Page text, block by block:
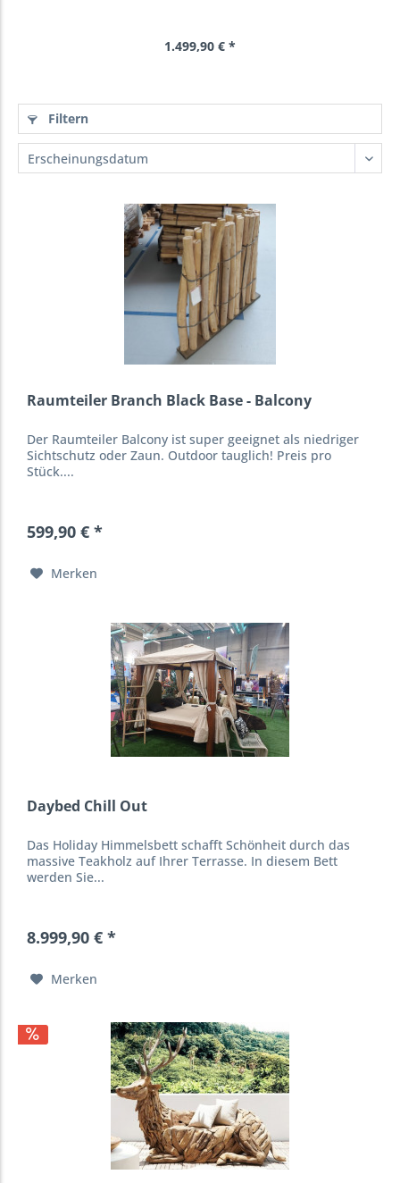
1.499,90 € *
Filtern
Raumteiler Branch Black Base - Balcony
Der Raumteiler Balcony ist super geeignet als niedriger
Sichtschutz oder Zaun. Outdoor tauglich! Preis pro
Stück....
599,90 € *
Merken
Daybed Chill Out
Das Holiday Himmelsbett schafft Schönheit durch das
massive Teakholz auf Ihrer Terrasse. In diesem Bett
werden Sie...
8.999,90 € *
Merken